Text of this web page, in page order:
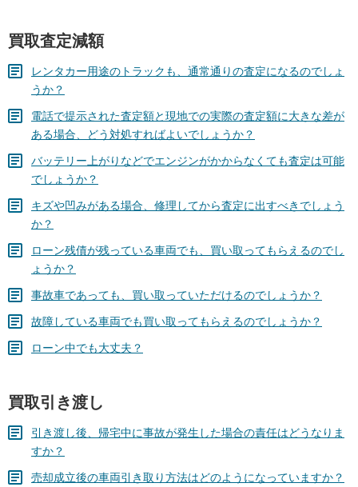
買取査定減額
レンタカー用途のトラックも、通常通りの査定になるのでしょ
うか？
電話で提示された査定額と現地での実際の査定額に大きな差が
ある場合、どう対処すればよいでしょうか？
バッテリー上がりなどでエンジンがかからなくても査定は可能
でしょうか？
キズや凹みがある場合、修理してから査定に出すべきでしょう
か？
ローン残債が残っている車両でも、買い取ってもらえるのでし
ょうか？
事故車であっても、買い取っていただけるのでしょうか？
故障している車両でも買い取ってもらえるのでしょうか？
ローン中でも大丈夫？
買取引き渡し
引き渡し後、帰宅中に事故が発生した場合の責任はどうなりま
すか？
売却成立後の車両引き取り方法はどのようになっていますか？